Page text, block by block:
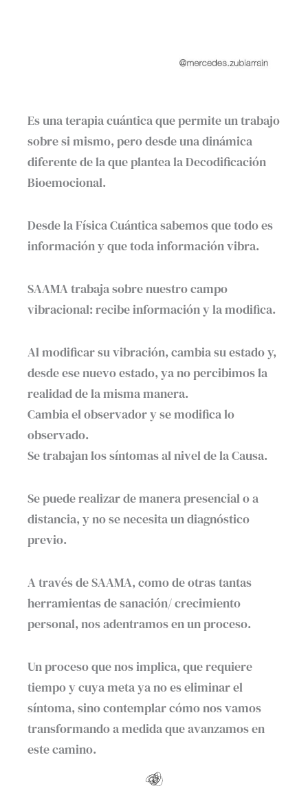
Es una terapia cuántica que permite un trabajo
sobre si mismo, pero desde una dinámica
diferente de la que plantea la Decodificación
Bioemocional.
Desde la Física Cuántica sabemos que todo es
información y que toda información vibra.
SAAMA trabaja sobre nuestro campo
vibracional: recibe información y la modifica.
Al modificar su vibración, cambia su estado y,
desde ese nuevo estado, ya no percibimos la
realidad de la misma manera.
Cambia el observador y se modifica lo
observado.
Se trabajan los síntomas al nivel de la Causa.
Se puede realizar de manera presencial o a
distancia, y no se necesita un diagnóstico
previo.
A través de SAAMA, como de otras tantas
herramientas de sanación/ crecimiento
personal, nos adentramos en un proceso.
Un proceso que nos implica, que requiere
tiempo y cuya meta ya no es eliminar el
síntoma, sino contemplar cómo nos vamos
transformando a medida que avanzamos en
este camino.